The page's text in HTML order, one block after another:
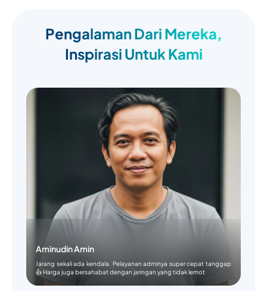
Pengalaman Dari Mereka,
Inspirasi Untuk Kami
Aminudin Amin
Jarang sekali ada kendala. Pelayanan adminya super cepat tanggap
👍 Harga juga bersahabat dengan jaringan yang tidak lemot